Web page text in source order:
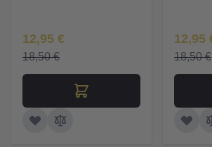
Īpaša Cena
12,95 €
18,50 €
Īpaša
12,95
18,50 €